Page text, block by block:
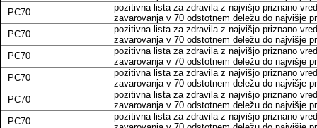
PC70
pozitivna lista za zdravila z najvišjo priznano
zavarovanja v 70 odstotnem deležu do najvišje
PC70
pozitivna lista za zdravila z najvišjo priznano
zavarovanja v 70 odstotnem deležu do najvišje
PC70
pozitivna lista za zdravila z najvišjo priznano
zavarovanja v 70 odstotnem deležu do najvišje
PC70
pozitivna lista za zdravila z najvišjo priznano
zavarovanja v 70 odstotnem deležu do najvišje
PC70
pozitivna lista za zdravila z najvišjo priznano
zavarovanja v 70 odstotnem deležu do najvišje
PC70
pozitivna lista za zdravila z najvišjo priznano